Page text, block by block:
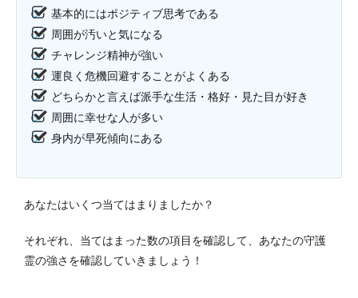
基本的にはポジティブ思考である
周囲が汚いと気になる
チャレンジ精神が強い
運良く危機回避することがよくある
どちらかと言えば派手な生活・格好・見た目が好き
周囲に幸せな人が多い
身内が早死傾向にある
あなたはいくつ当てはまりましたか？
それぞれ、当てはまった数の項目を確認して、あなたの守護
霊の強さを確認していきましょう！